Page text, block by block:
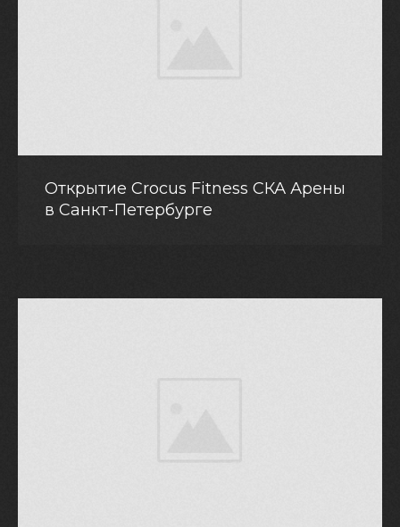
Открытие Crocus Fitness СКА Арены
в Санкт-Петербурге